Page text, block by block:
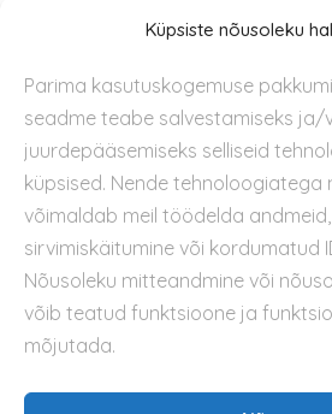
Küpsiste nõusoleku
Parima kasutuskogemuse
seadme teabe salvestamiseks ja/
juurdepääsemiseks selliseid
küpsised. Nende tehnoloogiatega
võimaldab meil töödelda
sirvimiskäitumine või kordumatud
Nõusoleku mitteandmine või
võib teatud funktsioone ja
mõjutada.
Kontakt
Privaatsuspoliitika
Kasutustingimused
Küpsiste kasutamise poliitika